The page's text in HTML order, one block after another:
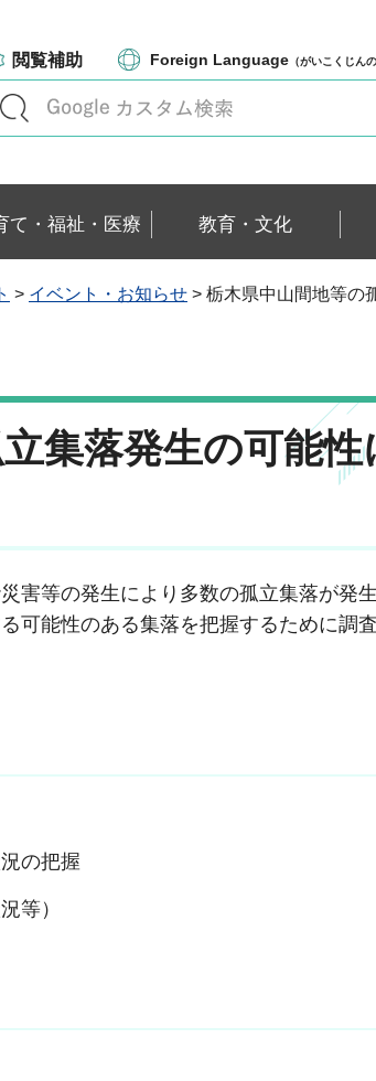
閲覧補助 Foreign Language （がいこくじん
て・福祉・医療 教育・文化
> イベント・お知らせ > 栃木県中山間地等の
集落発生の可能
害等の発生により多数の孤立集落が発
可能性のある集落を把握するために調
の把握
等）